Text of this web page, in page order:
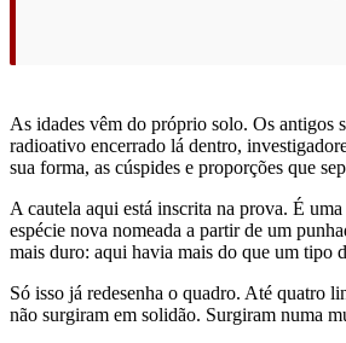
As idades vêm do próprio solo. Os antigos
radioativo encerrado lá dentro,
sua forma, as cúspides e proporções que
A cautela aqui está inscrita na prova. É
espécie nova nomeada a partir de um
mais duro: aqui havia mais do que um tipo
Só isso já redesenha o quadro. Até quatro
não surgiram em solidão. Surgiram numa